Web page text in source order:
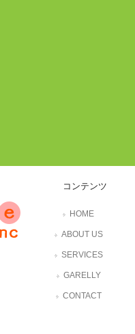
コンテンツ
HOME
ABOUT US
SERVICES
GARELLY
CONTACT